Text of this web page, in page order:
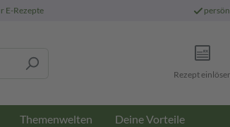
E-Rezepte
Rezept
Themenwelten Deine Vorteile